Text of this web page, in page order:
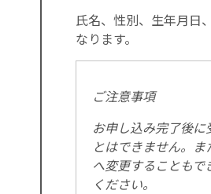
氏名、性別、生年月日
なります。
ご注意事項
お申し込み完了後
とはできません。
へ変更することも
ください。